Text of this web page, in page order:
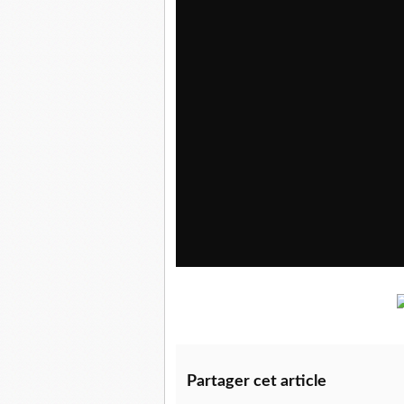
Partager cet article